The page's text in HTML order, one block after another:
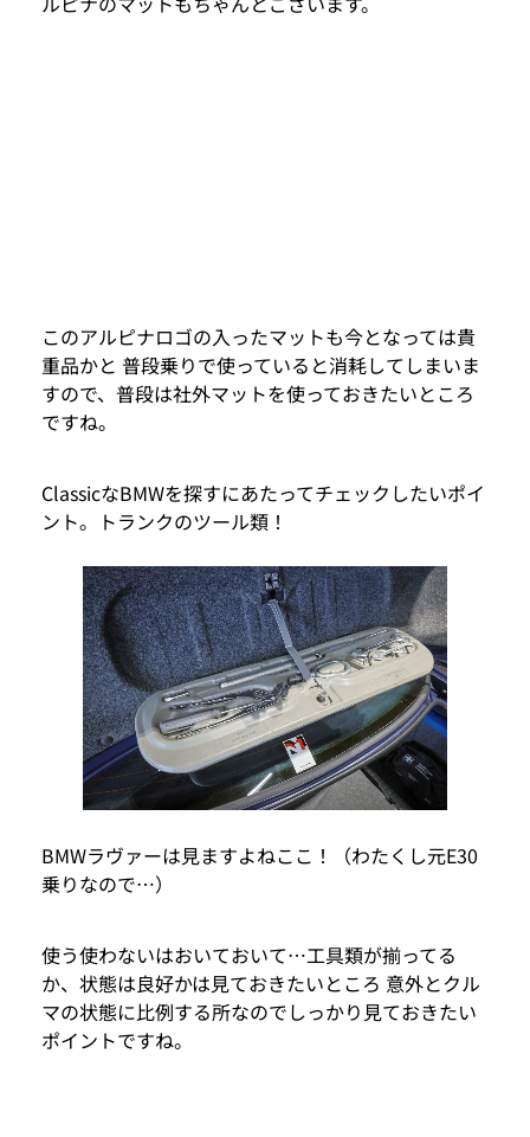
このアルピナロゴの入ったマットも今となっては貴
重品かと 普段乗りで使っていると消耗してしまいま
すので、普段は社外マットを使っておきたいところ
ですね。
ClassicなBMWを探すにあたってチェックしたいポイ
ント。トランクのツール類！
BMWラヴァーは見ますよねここ！（わたくし元E30
乗りなので…）
使う使わないはおいておいて…工具類が揃ってる
か、状態は良好かは見ておきたいところ 意外とクル
マの状態に比例する所なのでしっかり見ておきたい
ポイントですね。